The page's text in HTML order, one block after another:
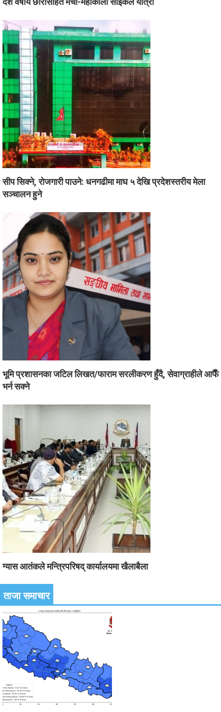
सीप सिक्ने, रोजगारी पाउने: धनगढीमा माघ ५ देखि प्रदेशस्तरीय मेला
सञ्चालन हुने
भूमि प्रशासनका जटिल लिखत/फाराम सरलीकरण हुँदै, सेवाग्राहीले आफैँ
भर्न सक्ने
ग्यास आतंकले मन्त्रिपरिषद् कार्यालयमा खैलाबैला
ताजा समाचार